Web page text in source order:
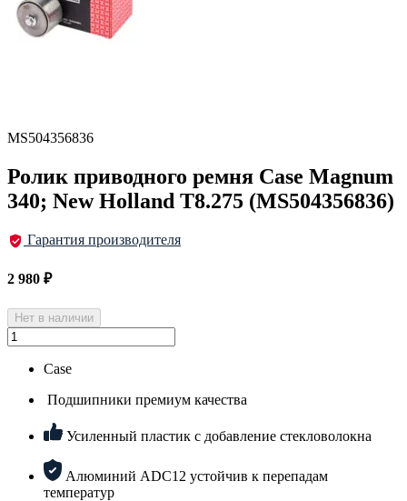
MS504356836
Ролик приводного ремня Case Magnum
340; New Holland T8.275 (MS504356836)
Гарантия производителя
2 980 ₽
Нет в наличии
Case
Подшипники премиум качества
Усиленный пластик с добавление стекловолокна
Алюминий ADC12 устойчив к перепадам
температур